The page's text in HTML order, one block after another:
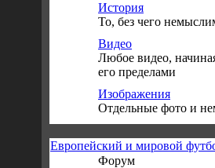
История
То, без чего
Видео
Любое видео,
его пределами
Изображения
Отдельные фото и
Европейский и мировой
Форум